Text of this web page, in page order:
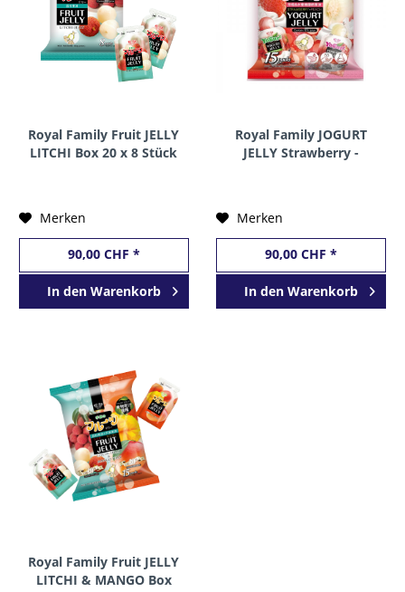
Royal Family Fruit JELLY
LITCHI Box 20 x 8 Stück
Merken
90,00 CHF *
In den Warenkorb
Royal Family JOGURT
JELLY Strawberry -
Merken
90,00 CHF *
In den Warenkorb
Royal Family Fruit JELLY
LITCHI & MANGO Box